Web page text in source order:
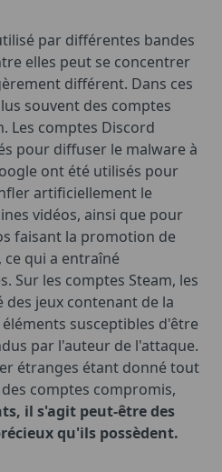
par différentes bandes
elles peut se concentrer
différent. Dans ces
souvent des comptes
Les comptes Discord
pour diffuser le malware à
ont été utilisés pour
artificiellement le
vidéos, ainsi que pour
faisant la promotion de
qui a entraîné
Sur les comptes Steam, les
jeux contenant de la
susceptibles d'être
par l'auteur de l'attaque.
étranges étant donné tout
comptes compromis,
il s'agit peut-être des
qu'ils possèdent.